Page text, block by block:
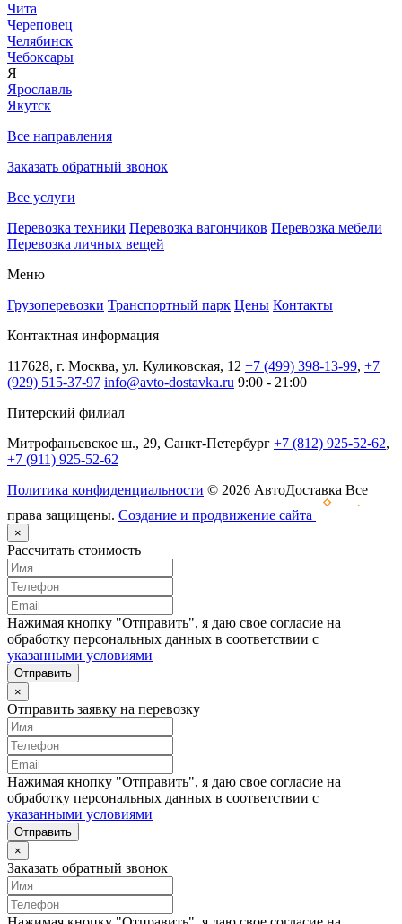
Чита
Череповец
Челябинск
Чебоксары
Я
Ярославль
Якутск
Все направления
Заказать обратный звонок
Все услуги
Перевозка техники Перевозка вагончиков Перевозка мебели
Перевозка личных вещей
Меню
Грузоперевозки Транспортный парк Цены Контакты
Контактная информация
117628, г. Москва, ул. Куликовская, 12 +7 (499) 398-13-99, +7
(929) 515-37-97 info@avto-dostavka.ru 9:00 - 21:00
Питерский филиал
Митрофаньевское ш., 29, Санкт-Петербург +7 (812) 925-52-62,
+7 (911) 925-52-62
Политика конфиденциальности © 2026 АвтоДоставка Все
права защищены. Создание и продвижение сайта
×
Рассчитать стоимость
Нажимая кнопку "Отправить", я даю свое согласие на
обработку персональных данных в соответствии с
указанными условиями
Отправить
×
Отправить заявку на перевозку
Нажимая кнопку "Отправить", я даю свое согласие на
обработку персональных данных в соответствии с
указанными условиями
Отправить
×
Заказать обратный звонок